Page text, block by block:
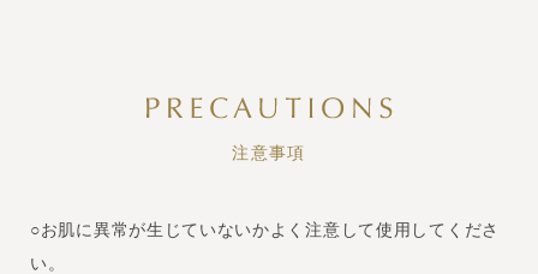
注意事項
○お肌に異常が生じていないかよく注意して使用してくださ
い。